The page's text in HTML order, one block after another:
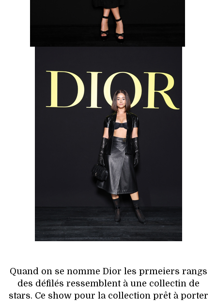
Quand on se nomme Dior les prmeiers rangs
des défilés ressemblent à une collectin de
stars. Ce show pour la collection prêt à porter